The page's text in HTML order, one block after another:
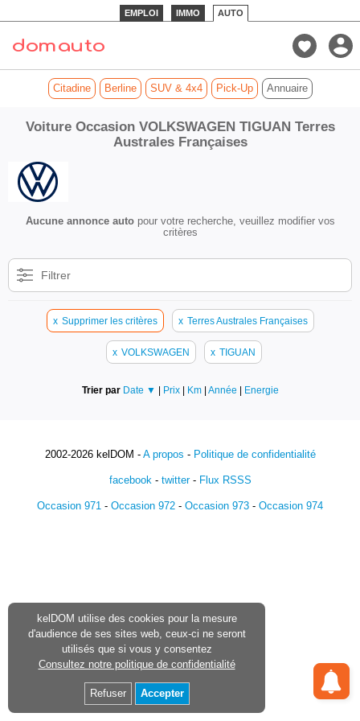
EMPLOI IMMO AUTO
Citadine Berline SUV & 4x4 Pick-Up Annuaire
Voiture Occasion VOLKSWAGEN TIGUAN Terres
Australes Françaises
Aucune annonce autopour votre recherche, veuillez modifier vos
critères
Filtrer
x Supprimer les critères x Terres Australes Françaises
x VOLKSWAGEN x TIGUAN
Trier par Date ▼ | Prix | Km | Année | Energie
2002-2026 kelDOM - A propos - Politique de confidentialité
facebook- twitter- Flux RSSS
Occasion 971 - Occasion 972 - Occasion 973 - Occasion 974
kelDOM utilise des cookies pour la mesure
d'audience de ses sites web, ceux-ci ne seront
utilisés que si vous y consentez
Consultez notre politique de confidentialité
Refuser Accepter